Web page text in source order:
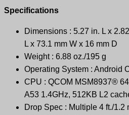
Specifications
Dimensions : 5.27 in. L x
L x 73.1 mm W x 16 mm D
Weight : 6.88 oz./195 g
Operating System : Android
CPU : QCOM MSM8937®
A53 1.4GHz, 512KB L2
Drop Spec : Multiple 4 ft./1.2